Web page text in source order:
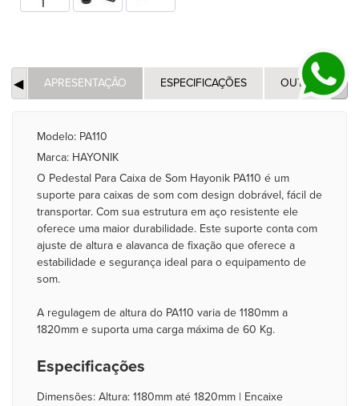
APRESENTAÇÃO ESPECIFICAÇÕES OUTROS
Modelo: PA110
Marca: HAYONIK
O Pedestal Para Caixa de Som Hayonik PA110 é um
suporte para caixas de som com design dobrável, fácil de
transportar. Com sua estrutura em aço resistente ele
oferece uma maior durabilidade. Este suporte conta com
ajuste de altura e alavanca de fixação que oferece a
estabilidade e segurança ideal para o equipamento de
som.
A regulagem de altura do PA110 varia de 1180mm a
1820mm e suporta uma carga máxima de 60 Kg.
Especificações
Dimensões: Altura: 1180mm até 1820mm | Encaixe